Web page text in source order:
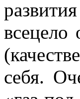
всецело
себя.